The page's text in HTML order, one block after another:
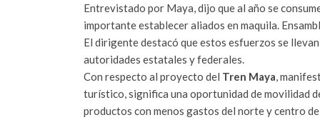
Entrevistado por Maya, dijo que al año se
importante establecer aliados en maquila.
El dirigente destacó que estos esfuerzos se
autoridades estatales y federales.
Con respecto al proyecto del Tren Maya,
turístico, significa una oportunidad de movilidad
productos con menos gastos del norte y centro